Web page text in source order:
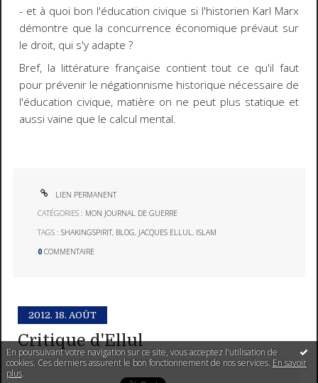
En poursuivant votre navigation sur ce site, vous acceptez l'utilisation de
cookies. Ces derniers assurent le bon fonctionnement de nos services. En savoir
plus.
- et à quoi bon l'éducation civique si l'historien Karl Marx
démontre que la concurrence économique prévaut sur
le droit, qui s'y adapte ?
Bref, la littérature française contient tout ce qu'il faut
pour prévenir le négationnisme historique nécessaire de
l'éducation civique, matière on ne peut plus statique et
aussi vaine que le calcul mental.
LIEN PERMANENT
CATÉGORIES : MON JOURNAL DE GUERRE
TAGS :SHAKINGSPIRIT, BLOG, JACQUES ELLUL, ISLAM
0 COMMENTAIRE
2012. 18. AOÛT
Critique d'Ellul